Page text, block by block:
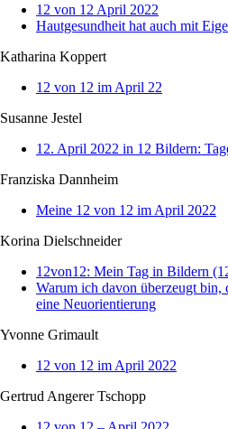
12 von 12 April 2022
Hautgesundheit hat auch mit
Katharina Koppert
12 von 12 im April 22
Susanne Jestel
12. April 2022 in 12 Bildern:
Franziska Dannheim
Meine 12 von 12 im April 2022
Korina Dielschneider
12von12: Mein Tag in Bildern
Warum ich davon überzeugt bin,
eine Neuorientierung
Yvonne Grimault
12 von 12 im April 2022
Gertrud Angerer Tschopp